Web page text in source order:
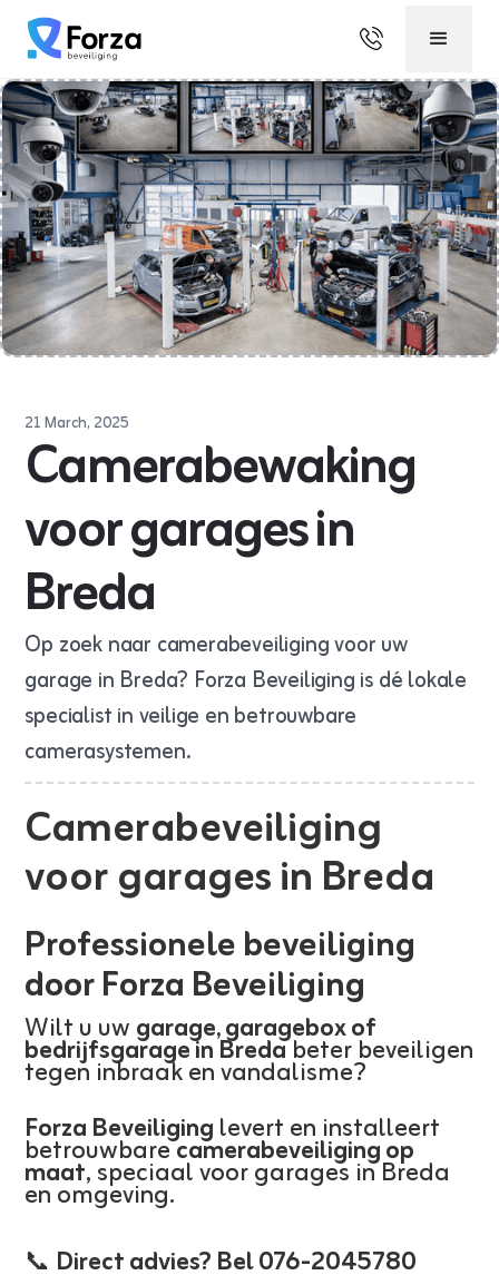
21 March, 2025
Camerabewaking
voor garages in
Breda
Op zoek naar camerabeveiliging voor uw
garage in Breda? Forza Beveiliging is dé lokale
specialist in veilige en betrouwbare
camerasystemen.
Camerabeveiliging
voor garages in Breda
Professionele beveiliging
door Forza Beveiliging
Wilt u uwgarage, garagebox of
bedrijfsgarage in Bredabeter beveiligen
tegen inbraak en vandalisme?
Forza Beveiliginglevert en installeert
betrouwbarecamerabeveiliging op
maat, speciaal voor garages in Breda
en omgeving.
📞 Direct advies? Bel 076-2045780